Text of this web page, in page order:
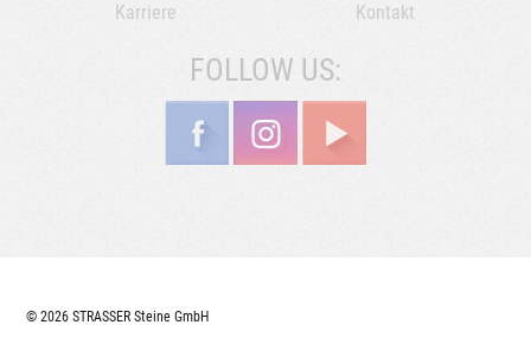
Karriere
Kontakt
FOLLOW US:
© 2026 STRASSER Steine GmbH